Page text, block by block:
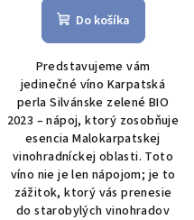
Do košíka
Predstavujeme vám
jedinečné víno Karpatská
perla Silvánske zelené BIO
2023 – nápoj, ktorý zosobňuje
esencia Malokarpatskej
vinohradníckej oblasti. Toto
víno nie je len nápojom; je to
zážitok, ktorý vás prenesie
do starobylých vinohradov